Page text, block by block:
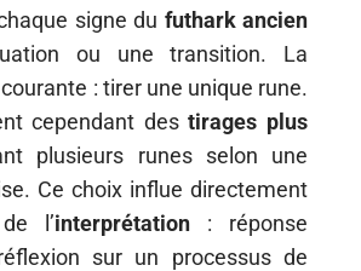
signe du futhark ancien
ou une transition. La
: tirer une unique rune.
cependant destirages plus
plusieurs runes selon une
Ce choix influe directement
l’interprétation : réponse
sur un processus de